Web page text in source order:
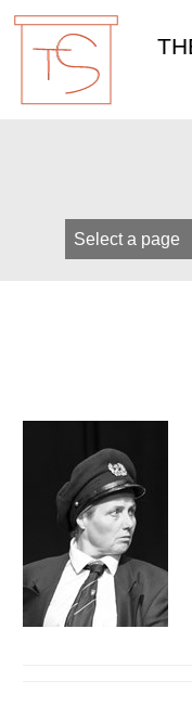
Inhalt